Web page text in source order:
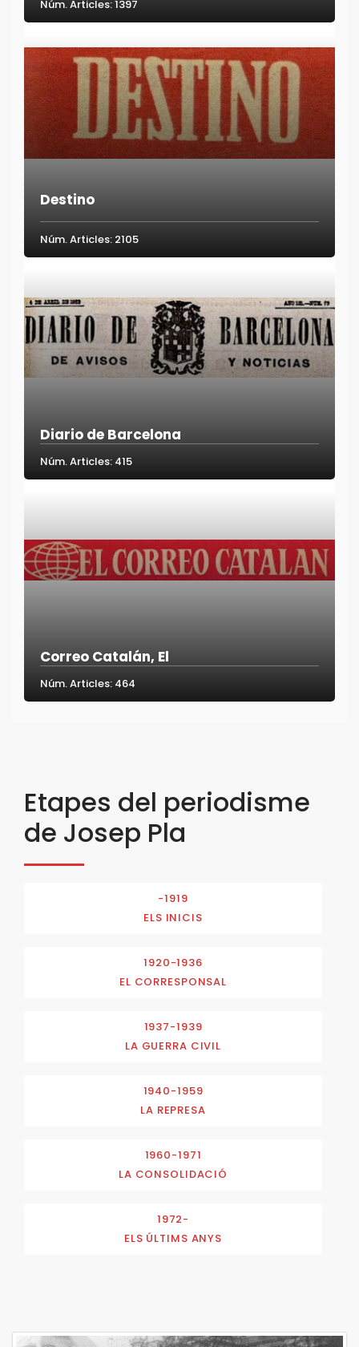
Núm. Articles: 1397
Destino
Núm. Articles: 2105
Diario de Barcelona
Núm. Articles: 415
Correo Catalán, El
Núm. Articles: 464
Etapes del periodisme
de Josep Pla
-1919
ELS INICIS
1920-1936
EL CORRESPONSAL
1937-1939
LA GUERRA CIVIL
1940-1959
LA REPRESA
1960-1971
LA CONSOLIDACIÓ
1972-
ELS ÚLTIMS ANYS